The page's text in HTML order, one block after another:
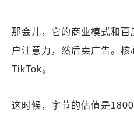
那会儿，它的商业模式和百
户注意力，然后卖广告。核
TikTok。
这时候，字节的估值是1800